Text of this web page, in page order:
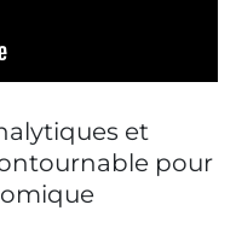
et
pour